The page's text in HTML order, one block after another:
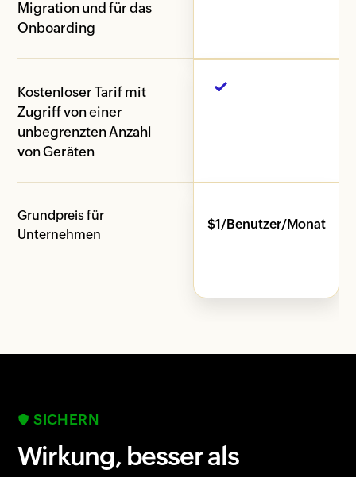
Migration und für das
Onboarding
Kostenloser Tarif mit
Zugriff von einer
unbegrenzten Anzahl
von Geräten
Grundpreis für
Unternehmen
$1/Benutzer/Monat
SICHERN
Wirkung, besser als